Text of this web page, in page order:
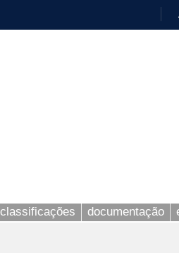
classificações documentação